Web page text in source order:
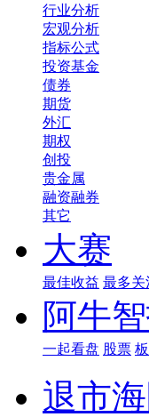
行业分析
宏观分析
指标公式
投资基金
债券
期货
外汇
期权
创投
贵金属
融资融券
其它
大赛
最佳收益 最多关
阿牛
一起看盘 股票
退市